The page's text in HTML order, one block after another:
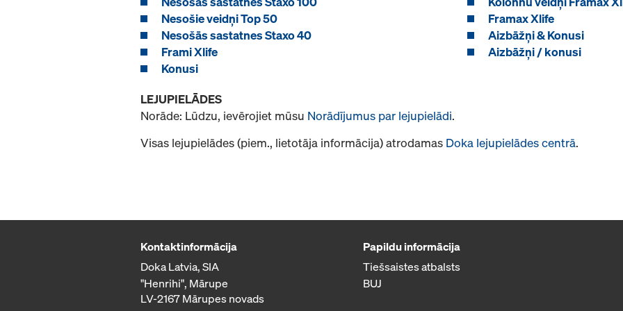
Nesošie veidņi Top 50
Framax Xlife
Nesošās sastatnes Staxo 40
Aizbāžņi & Konusi
Frami Xlife
Aizbāžņi / konusi
Konusi
LEJUPIELĀDES
Norāde: Lūdzu, ievērojiet mūsu Norādījumus par lejupielādi.
Visas lejupielādes (piem., lietotāja informācija) atrodamas Doka lejupielādes centrā.
Kontaktinformācija
Doka Latvia, SIA
"Henrihi", Mārupe
LV-2167 Mārupes novads
Papildu informācija
Tiešsaistes atbalsts
BUJ